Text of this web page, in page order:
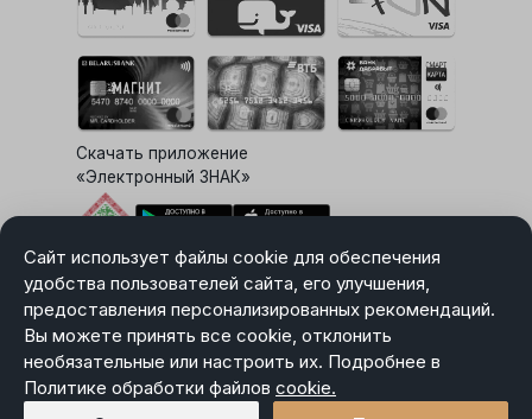
Сайт использует файлы cookie для обеспечения
удобства пользователей сайта, его улучшения,
предоставления персонализированных рекомендаций.
Вы можете принять все cookie, отклонить
необязательные или настроить их. Подробнее в
Политике обработки файлов cookie.
Скачать приложение
«Электронный ЗНАК»
Выбор настроек Cookie
Карта сайта
Политика в отношении обработки персональных данных
Пользовательское соглашение